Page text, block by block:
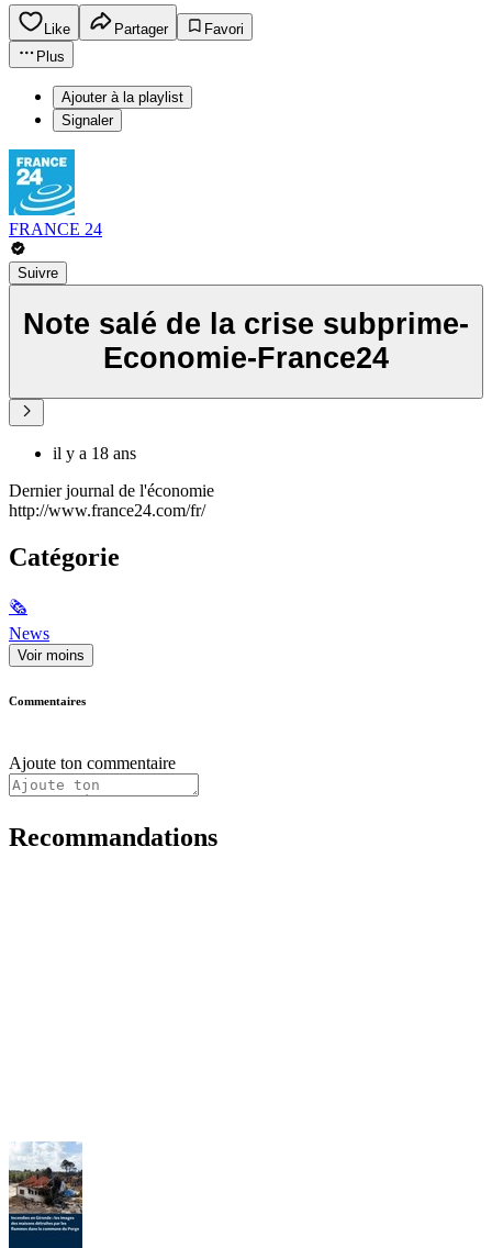
Like Partager
Favori
Plus
Ajouter à la playlist
Signaler
FRANCE 24
Suivre
Note salé de la crise subprime-
Economie-France24
il y a 18 ans
Dernier journal de l'économie
http://www.france24.com/fr/
Catégorie
🗞
News
Voir moins
Commentaires
Ajoute ton commentaire
Recommandations